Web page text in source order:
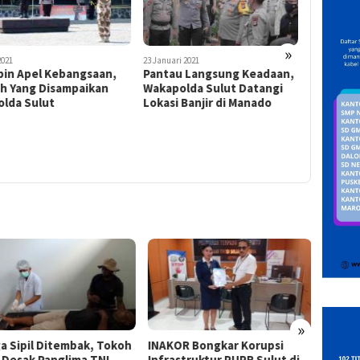
»
Apel Kebangsaan,
Yang Disampaikan
Sulut
23 Januari 2021
Pantau Langsung Keadaan,
Wakapolda Sulut Datangi
Lokasi Banjir di Manado
21 Januari
Polda
»
Sipil Ditembak, Tokoh
INAKOR Bongkar Korupsi